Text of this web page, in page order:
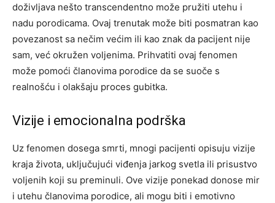
doživljava nešto transcendentno može pružiti utehu i
nadu porodicama. Ovaj trenutak može biti posmatran kao
povezanost sa nečim većim ili kao znak da pacijent nije
sam, već okružen voljenima. Prihvatiti ovaj fenomen
može pomoći članovima porodice da se suoče s
realnošću i olakšaju proces gubitka.
Vizije i emocionalna podrška
Uz fenomen dosega smrti, mnogi pacijenti opisuju vizije
kraja života, uključujući viđenja jarkog svetla ili prisustvo
voljenih koji su preminuli. Ove vizije ponekad donose mir
i utehu članovima porodice, ali mogu biti i emotivno